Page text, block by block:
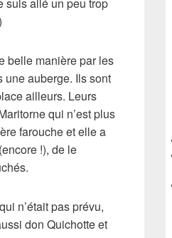
belle manière par les
uneauberge. Ils sont
ailleurs. Leurs
qui n’est plus
farouche et elle a
!), de le
n’était pas prévu,
don Quichotteet